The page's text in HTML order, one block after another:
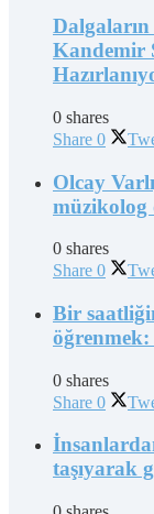
Kandemir
0 shares
Share 0
Olcay
müzikolog
0 shares
Share 0
Bir
0 shares
Share 0
taşıyarak